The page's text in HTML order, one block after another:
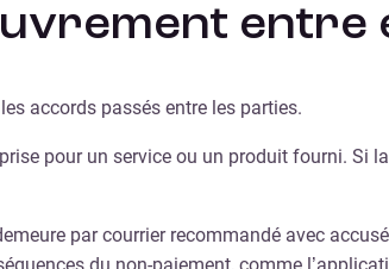
entre
accords passés entre les parties.
pour un service ou un produit fourni. Si
par courrier recommandé avec